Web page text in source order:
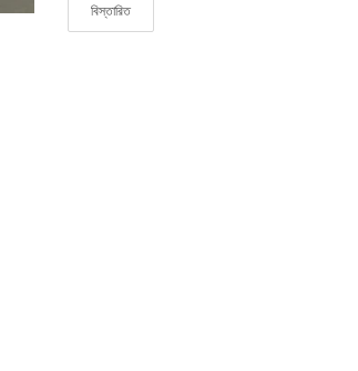
বিস্তারিত